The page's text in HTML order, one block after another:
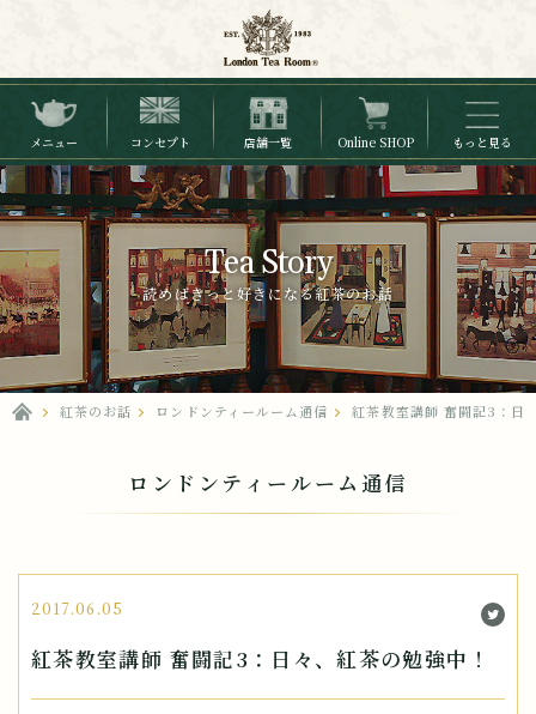
メニュー コンセプト 店舗一覧 Online SHOP もっと見る
Tea Story
読めばきっと好きになる紅茶のお話
紅茶のお話 ロンドンティールーム通信 紅茶教室講師 奮闘記3：日
ロンドンティールーム通信
2017.06.05
紅茶教室講師 奮闘記3：日々、紅茶の勉強中！